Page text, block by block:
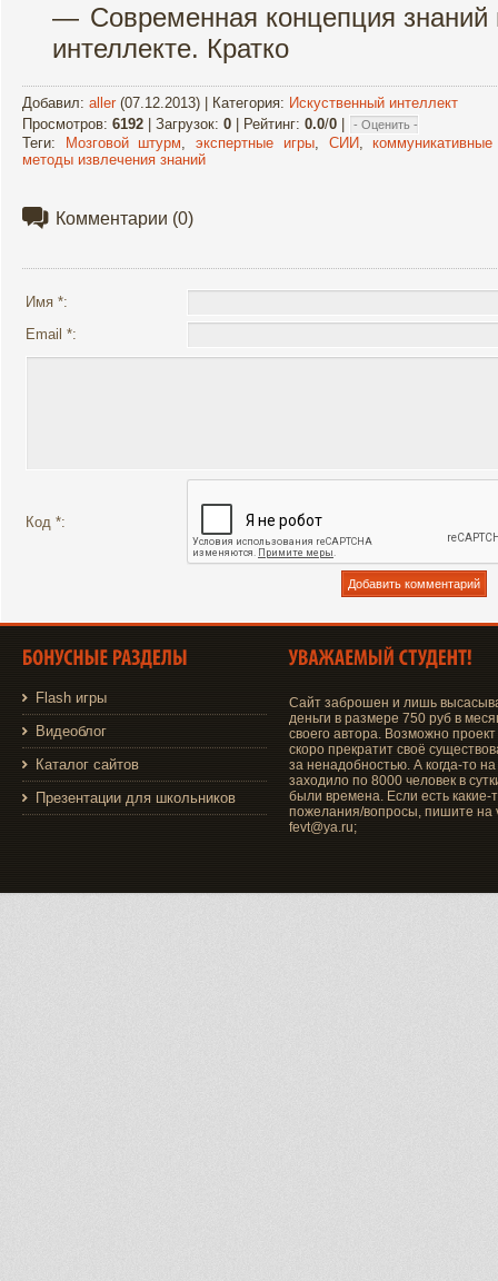
Современная концепция знаний
интеллекте. Кратко
Добавил: aller (07.12.2013) | Категория: Искуственный интеллект
Просмотров: 6192 | Загрузок: 0 | Рейтинг: 0.0/0 |
Теги: Мозговой штурм ,экспертные игры, СИИ,
методы извлечения знаний
Комментарии (0)
Имя *:
Email *:
Код *:
Flash игры
Видеоблог
Каталог сайтов
Презентации для школьников
Сайт заброшен и лишь
деньги в размере 750 руб в
своего автора. Возможно проект
скоро прекратит своё
за ненадобностью. А когда-то на
заходило по 8000 человек в
были времена. Если есть какие-
пожелания/вопросы, пишите на
fevt@ya.ru;